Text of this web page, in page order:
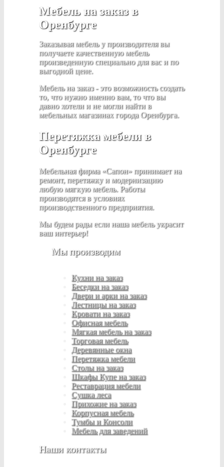
Мебель на заказ в
Оренбурге
Заказывая мебель у производителя вы
получаете качественную мебель
произведенную специально для вас и по
выгодной цене.
Мебель на заказ - это возможность создать
то, что нужно именно вам, то что вы
давно хотели и не могли найти в
мебельных магазинах города Оренбурга.
Перетяжка мебели в
Оренбурге
Мебельная фирма «Сапон» принимает на
ремонт, перетяжку и модернизацию
любую мягкую мебель. Работы
производятся в условиях
производственного предприятия.
Мы будем рады если наша мебель украсит
ваш интерьер!
Мы производим
Кухни на заказ
Беседки на заказ
Двери и арки на заказ
Лестницы на заказ
Кровати на заказ
Офисная мебель
Мягкая мебель на заказ
Торговая мебель
Деревянные окна
Перетяжка мебели
Столы на заказ
Шкафы Купе на заказ
Реставрация мебели
Сушка леса
Прихожие на заказ
Корпусная мебель
Тумбы и Консоли
Мебель для заведений
Наши контакты